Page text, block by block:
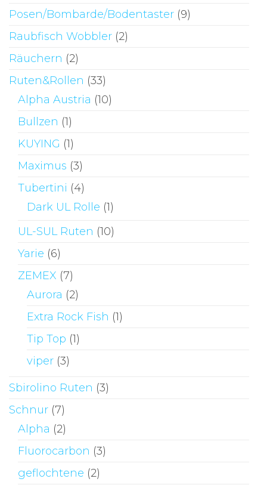
Posen/Bombarde/Bodentaster (9)
Raubfisch Wobbler (2)
Räuchern (2)
Ruten&Rollen (33)
Alpha Austria (10)
Bullzen (1)
KUYING (1)
Maximus (3)
Tubertini (4)
Dark UL Rolle (1)
UL-SUL Ruten (10)
Yarie (6)
ZEMEX (7)
Aurora (2)
Extra Rock Fish (1)
Tip Top (1)
viper (3)
Sbirolino Ruten (3)
Schnur (7)
Alpha (2)
Fluorocarbon (3)
geflochtene (2)